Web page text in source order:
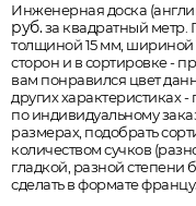
Инженерная доска
руб.за квадратный метр.
толщиной 15 мм, шириной
сторон и в сортировке -
вам понравился цвет
других характеристиках
по индивидуальному
размерах, подобрать
количеством сучков
гладкой, разной степени
сделать в формате